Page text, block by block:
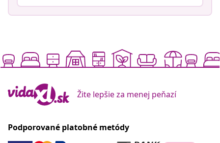
Žite lepšie za menej peňazí
Podporované platobné metódy